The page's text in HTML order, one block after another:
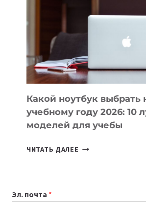
ПОМОГАЮТ
СОЗДАВАТЬ
БЕЗ
СЛОЖНОГО
КОДА
Какой ноутбук выбрать
учебному году 2026: 10
моделей для учебы
ЧИТАТЬ ДАЛЕЕ КАКОЙ
Эл. почта *